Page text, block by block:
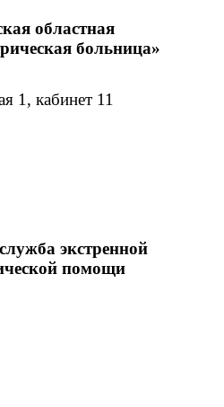
областная
больница»
1, кабинет 11
экстренной
помощи